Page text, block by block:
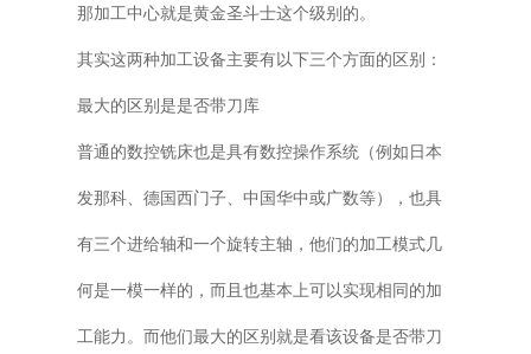
那加工中心就是黄金圣斗士这个级别的。
其实这两种加工设备主要有以下三个方面的区别：
最大的区别是是否带刀库
普通的数控铣床也是具有数控操作系统（例如日本
发那科、德国西门子、中国华中或广数等），也具
有三个进给轴和一个旋转主轴，他们的加工模式几
何是一模一样的，而且也基本上可以实现相同的加
工能力。而他们最大的区别就是看该设备是否带刀